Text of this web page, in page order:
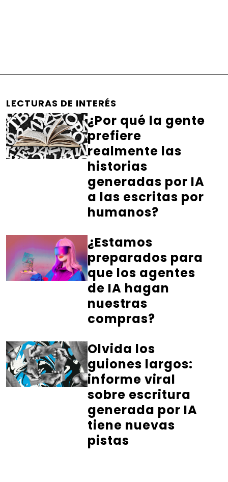
LECTURAS DE INTERÉS
¿Por qué la gente
prefiere
realmente las
historias
generadas por IA
a las escritas por
humanos?
¿Estamos
preparados para
que los agentes
de IA hagan
nuestras
compras?
Olvida los
guiones largos:
informe viral
sobre escritura
generada por IA
tiene nuevas
pistas